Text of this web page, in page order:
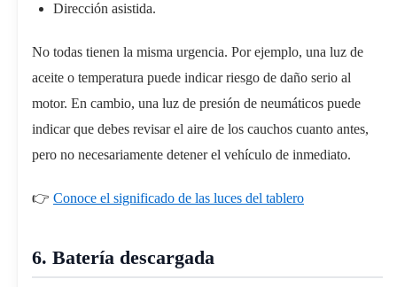
Dirección asistida.
No todas tienen la misma urgencia. Por ejemplo, una luz de
aceite o temperatura puede indicar riesgo de daño serio al
motor. En cambio, una luz de presión de neumáticos puede
indicar que debes revisar el aire de los cauchos cuanto antes,
pero no necesariamente detener el vehículo de inmediato.
👉 Conoce el significado de las luces del tablero
6. Batería descargada